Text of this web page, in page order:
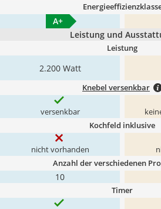
A+
Leistung und
Leistung
2.200 Watt
Knebel versenkbar
versenkbar
Kochfeld inklusive
nicht vorhanden
Anzahl der verschiedenen
10
Timer